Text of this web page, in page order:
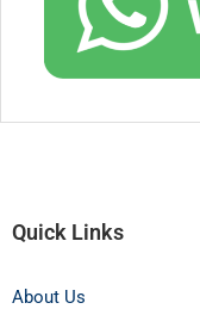
Quick Links
About Us